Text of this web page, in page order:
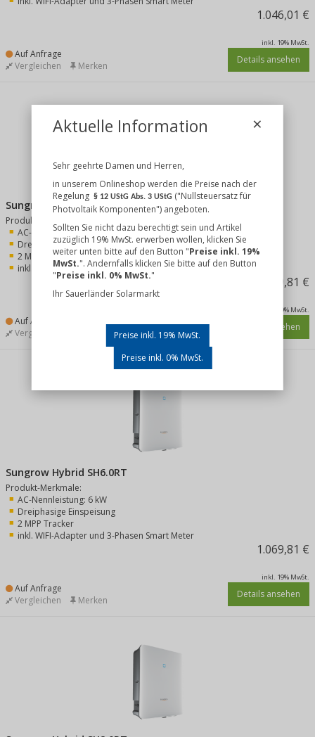
1.046,01 €
inkl. 19% MwSt.
Auf Anfrage Details ansehen
Vergleichen Merken
Sungrow Hybrid SH5.0RT
Produkt-Merkmale:
AC-Nennleistung: 5 kW
Dreiphasige Einspeisung
2 MPP Tracker
inkl. WIFI-Adapter und 3-Phasen Smart Meter
1.069,81 €
inkl. 19% MwSt.
Auf Anfrage Details ansehen
Vergleichen
Sungrow Hybrid SH6.0RT
Produkt-Merkmale:
AC-Nennleistung: 6 kW
Dreiphasige Einspeisung
2 MPP Tracker
inkl. WIFI-Adapter und 3-Phasen Smart Meter
1.069,81 €
inkl. 19% MwSt.
Auf Anfrage Details ansehen
Vergleichen Merken
Aktuelle Information
Sehr geehrte Damen und Herren,
in unserem Onlineshop werden die Preise nach der
Regelung § 12 UStG Abs. 3 UStG("Nullsteuersatz für
Photvoltaik Komponenten") angeboten.
Sollten Sie nicht dazu berechtigt sein und Artikel
zuzüglich 19% MwSt. erwerben wollen, klicken Sie
weiter unten bitte auf den Button "Preise inkl. 19%
MwSt.". Andernfalls klicken Sie bitte auf den Button
"Preise inkl. 0% MwSt."
Ihr Sauerländer Solarmarkt
Preise inkl. 19% MwSt.
Preise inkl. 0% MwSt.
×